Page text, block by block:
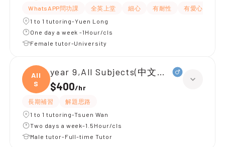
WhatsAPP問功課 全英上堂 細心 有耐性 有愛心
1 to 1 tutoring-Yuen Long
One day a week -1Hour/cls
Female tutor-University
All
S
year 9,All Subjects(中文英文)
$400/hr
長期補習
解題思路
1 to 1 tutoring-Tsuen Wan
Two days a week-1.5Hour/cls
Male tutor-Full-time Tutor